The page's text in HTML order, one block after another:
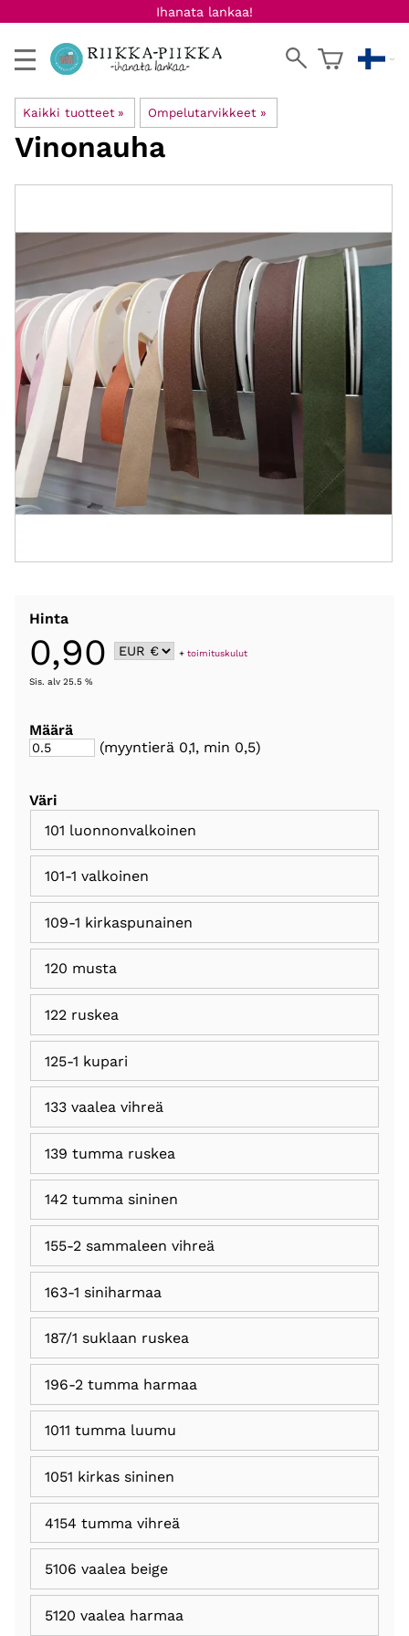
Ihanata lankaa!
Kaikki tuotteet ‪» Ompelutarvikkeet ‪»
Vinonauha
Hinta
0,90 +toimituskulut
Sis. alv 25.5 %
Määrä
(myyntierä 0,1, min 0,5)
Väri
101 luonnonvalkoinen
101-1 valkoinen
109-1 kirkaspunainen
120 musta
122 ruskea
125-1 kupari
133 vaalea vihreä
139 tumma ruskea
142 tumma sininen
155-2 sammaleen vihreä
163-1 siniharmaa
187/1 suklaan ruskea
196-2 tumma harmaa
1011 tumma luumu
1051 kirkas sininen
4154 tumma vihreä
5106 vaalea beige
5120 vaalea harmaa